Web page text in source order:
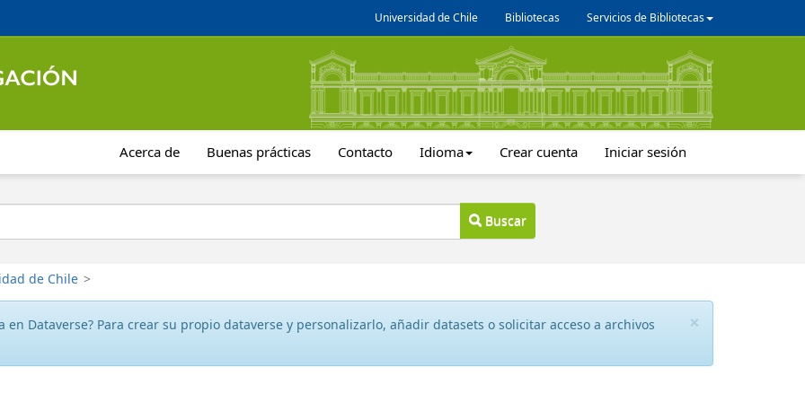
Universidad de Chile Bibliotecas Servicios de Bibliotecas
Acerca de Buenas prácticas Contacto Idioma Crear cuenta Iniciar sesión
Buscar
de Chile >
×
en Dataverse? Para crear su propio dataverse y personalizarlo, añadir datasets o solicitar acceso a archivos